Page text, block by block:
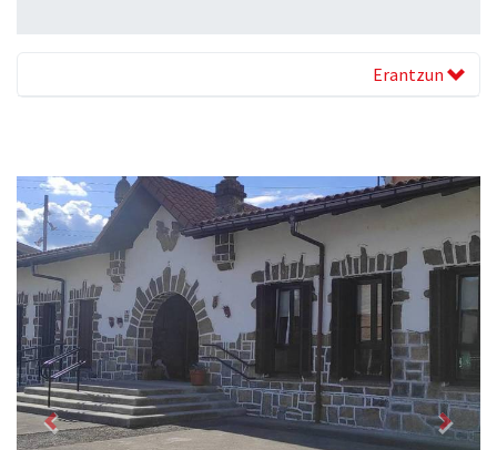
Erantzun
Previous Next